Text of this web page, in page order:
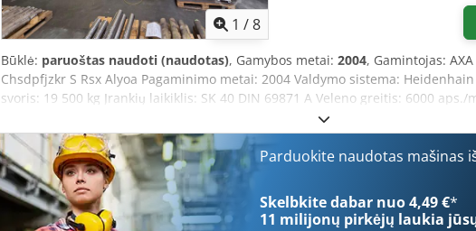
atliktas 2022 m.
1 /8
Būklė: paruoštas naudoti (naudotas), Gamybos metai: 2004, Gamintojas:
Chsdpfjzkr S Rsx Alyoa Pagaminimo metai: 2004 Valdymo sistema:
svoris: 19 500 kg Įrankių laikiklis: SK 40 DIN 69871 A Veleno greitis: 6000 aps./
ašies eiga: 600 mm Z ašies eiga: 800 mm Greičio diapazonas: 30–6000 aps./
Darbo valandos: 28 060 val. Drožlių konvejeris: Taip Aušinimo sistema: Taip
(MK4, rankinis) Apvalaus stalo skersmuo: 400 mm (RTA 3-400) Z ašies eiga:
× 600 mm Įrankių skaičius žurnale: 36 Laikiklis: SK40 3D matavimo zondas: Taip
Ne 4 ašys: Taip (pasukama galvutė ±90° / padalijimas 1°)
Parduokite naudotas mašinas
Skelbkite dabar nuo 4,49 €*
11 milijonų pirkėjų laukia